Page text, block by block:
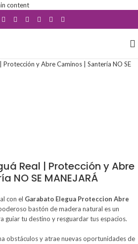
content
Real | Protección y Abre
NO SE MANEJARÁ
con el Garabato Elegua Proteccion Abre
bastón de madera natural es un
guiar tu destino y resguardar tus espacios.
obstáculos y atrae nuevas oportunidades de